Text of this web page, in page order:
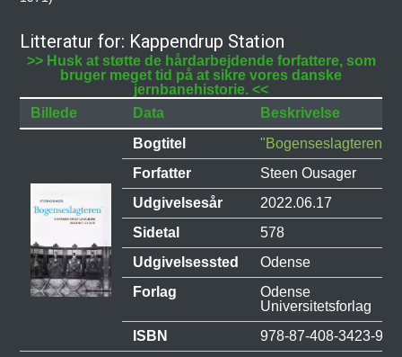
Litteratur for: Kappendrup Station
>> Husk at støtte de hårdarbejdende forfattere, som
bruger meget tid på at sikre vores danske
jernbanehistorie. <<
Billede
Data
Beskrivelse
Bogtitel
"Bogenseslagteren"
Forfatter
Steen Ousager
Udgivelsesår
2022.06.17
Sidetal
578
Udgivelsessted
Odense
Forlag
Odense
Universitetsforlag
ISBN
978-87-408-3423-9